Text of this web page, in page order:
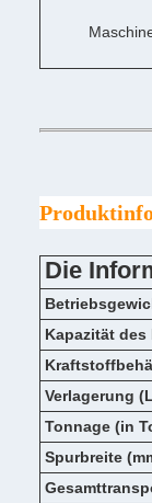
Die
Kapazität des
Verlagerung
Tonnage (in
Spurbreite